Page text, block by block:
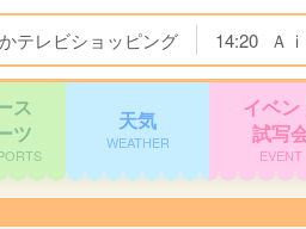
テレビショッピング 14:20 Ａ
ス
ツ
天気
WEATHER
イベン
試写
EVENT